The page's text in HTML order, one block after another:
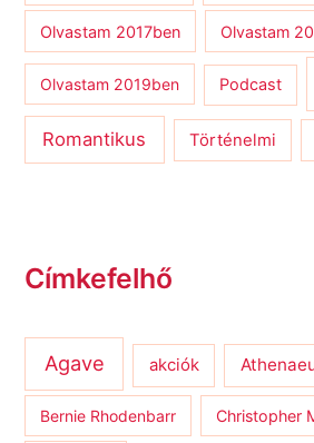
Olvastam 2017ben Olvastam
Olvastam 2019ben Podcast
Romantikus Történelmi
Címkefelhő
Agave akciók
Bernie Rhodenbarr Christopher